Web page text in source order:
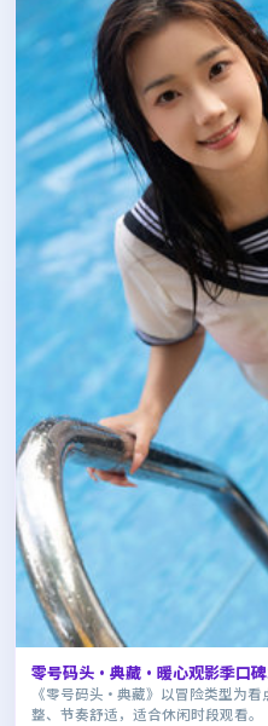
零号码头·典藏·暖心观影季口
《零号码头·典藏》以冒险类型为
整、节奏舒适，适合休闲时段观看。